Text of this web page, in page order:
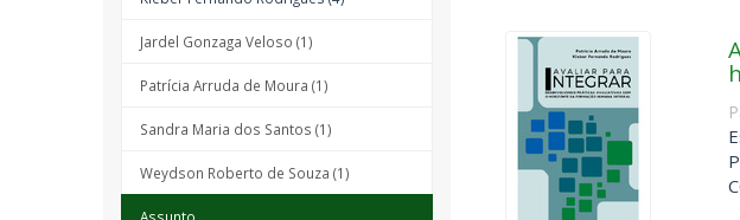
Jardel Gonzaga Veloso (1)
Patrícia Arruda de Moura (1)
Sandra Maria dos Santos (1)
Weydson Roberto de Souza (1)